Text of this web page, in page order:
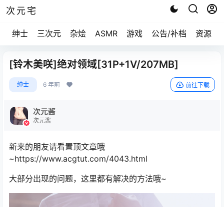
次元宅
绅士 三次元 杂烩 ASMR 游戏 公告/补档 资源求
[铃木美咲]绝对领域[31P+1V/207MB]
绅士 6 年前 前往下载
次元酱
次元酱
新来的朋友请看置顶文章哦
~https://www.acgtut.com/4043.html
大部分出现的问题，这里都有解决的方法哦~